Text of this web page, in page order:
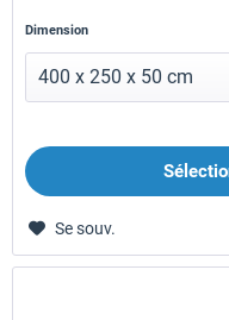
Dimension
Se souv.